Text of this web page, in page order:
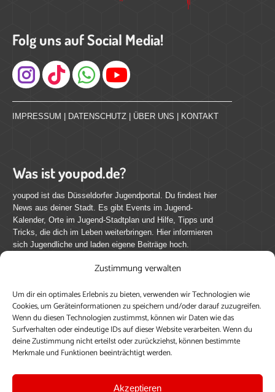
Zustimmung verwalten
Um dir ein optimales Erlebnis zu bieten, verwenden wir Technologien wie
Cookies, um Geräteinformationen zu speichern und/oder darauf zuzugreifen.
Wenn du diesen Technologien zustimmst, können wir Daten wie das
Surfverhalten oder eindeutige IDs auf dieser Website verarbeiten. Wenn du
deine Zustimmung nicht erteilst oder zurückziehst, können bestimmte
Merkmale und Funktionen beeinträchtigt werden.
Akzeptieren
Folg uns auf Social Media!
Instagram
IMPRESSUM DATENSCHUTZ ÜBER UNS KONTAKT
Was ist youpod.de?
youpod ist das Düsseldorfer Jugendportal. Du findest hier
News aus deiner Stadt. Es gibt Events im Jugend-
Kalender, Orte im Jugend-Stadtplan und Hilfe, Tipps und
Tricks, die dich im Leben weiterbringen. Hier informieren
sich Jugendliche und laden eigene Beiträge hoch.
Mach mit bei youpod.de!
youpod.de lebt von Menschen wie dir. Sammel
journalistische Erfahrung, teile deine Perspektive und
veröffentliche deine Beiträge auf youpod.de.Du musst
dich anmelden, um alle Funktionen nutzen zu können, ein
Profil anzulegen, eigene Beiträge hochzuladen und zu